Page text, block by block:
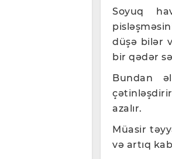
Soyuq
düşə bilər
bir qədər
Bundan
azalır.
Müasir
və artıq